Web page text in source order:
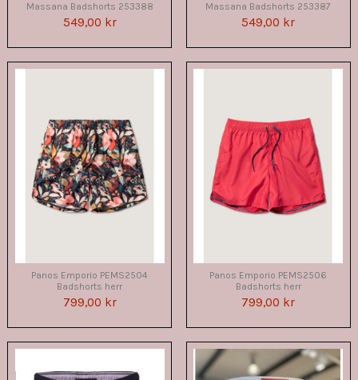
Massana Badshorts 253388
549,00 kr
Massana Badshorts 253387
549,00 kr
Panos Emporio PEMS2504
Badshorts herr
799,00 kr
Panos Emporio PEMS2506
Badshorts herr
799,00 kr